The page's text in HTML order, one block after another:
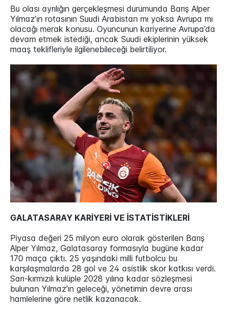
Bu olası ayrılığın gerçekleşmesi durumunda Barış Alper
Yılmaz’ın rotasının Suudi Arabistan mı yoksa Avrupa mı
olacağı merak konusu. Oyuncunun kariyerine Avrupa’da
devam etmek istediği, ancak Suudi ekiplerinin yüksek
maaş teklifleriyle ilgilenebileceği belirtiliyor.
GALATASARAY KARİYERİ VE İSTATİSTİKLERİ
Piyasa değeri 25 milyon euro olarak gösterilen Barış
Alper Yılmaz, Galatasaray formasıyla bugüne kadar
170 maça çıktı. 25 yaşındaki milli futbolcu bu
karşılaşmalarda 28 gol ve 24 asistlik skor katkısı verdi.
Sarı-kırmızılı kulüple 2028 yılına kadar sözleşmesi
bulunan Yılmaz’ın geleceği, yönetimin devre arası
hamlelerine göre netlik kazanacak.